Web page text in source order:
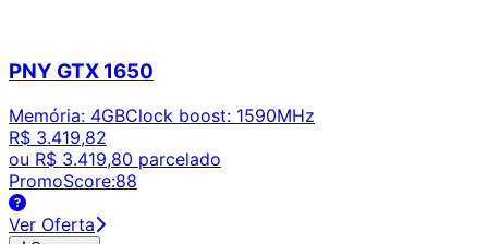
PNY GTX 1650
Memória: 4GBClock boost: 1590MHz
R$ 3.419,82
ou R$ 3.419,80 parcelado
PromoScore:88
Ver Oferta